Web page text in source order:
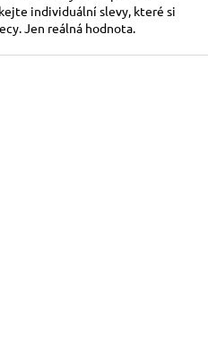
á
d
c
individuální slevy, které si
Jen reálná hodnota.